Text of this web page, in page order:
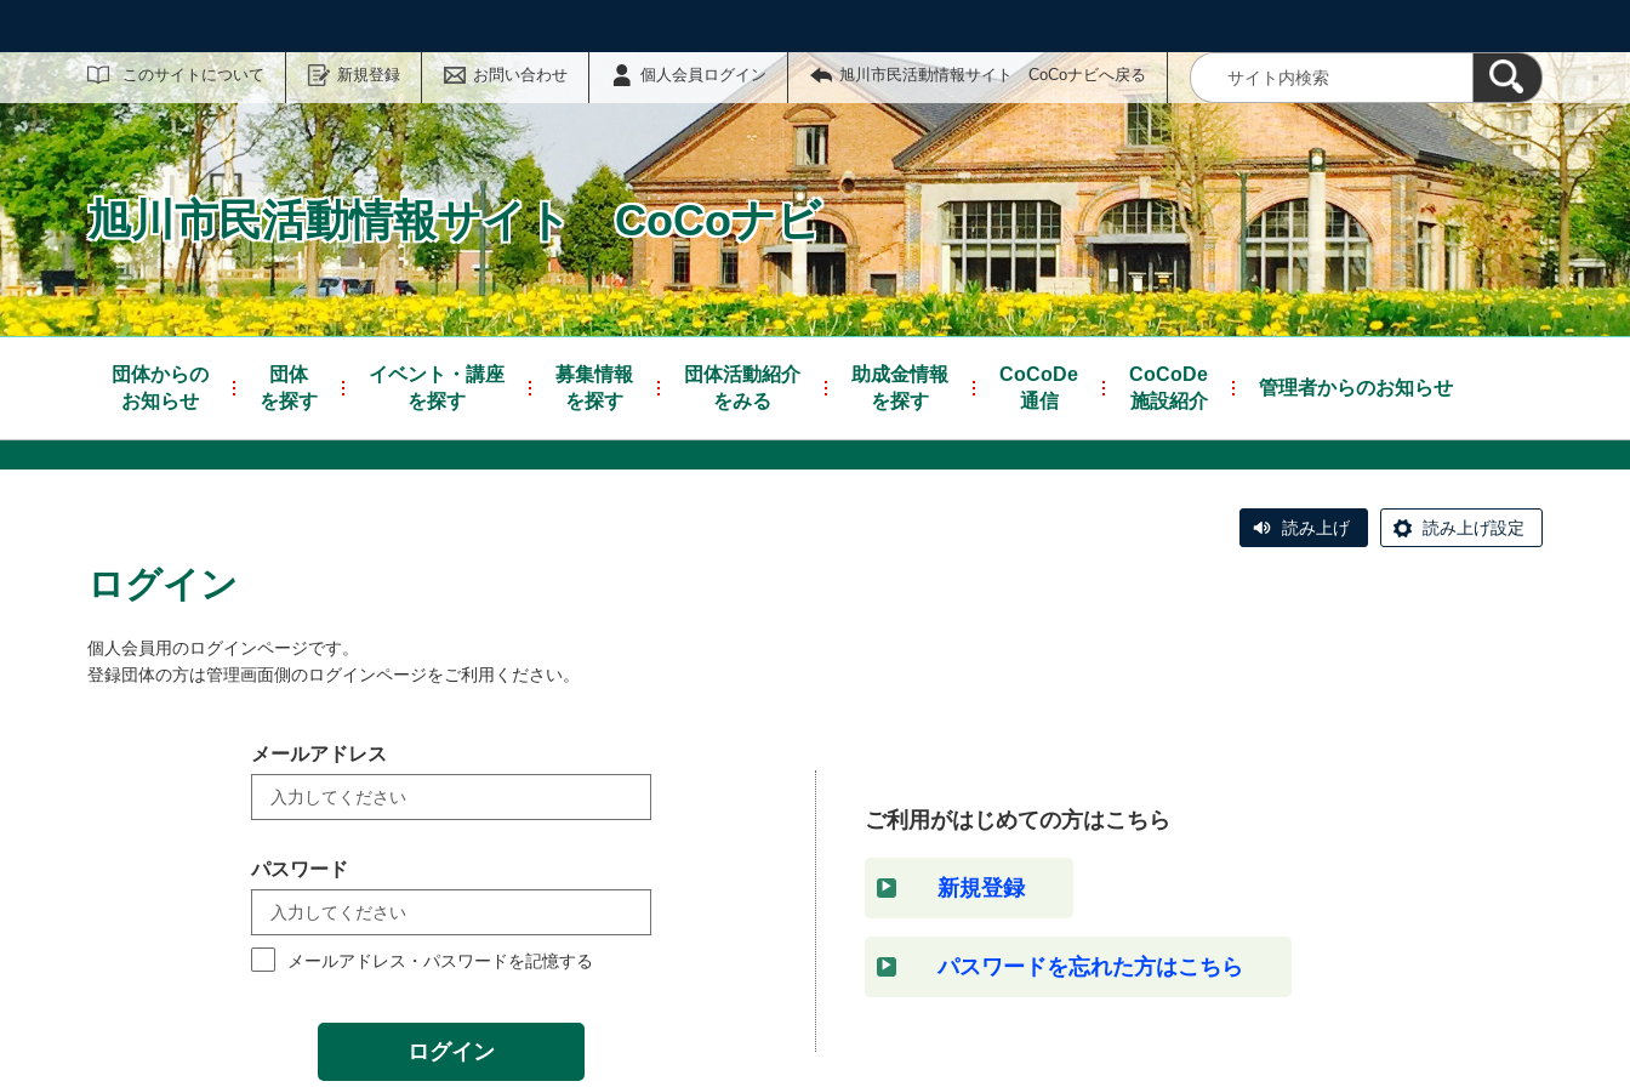
このサイトについて 新規登録 お問い合わせ 個人会員ログイン 旭川市民活動情報サイト CoCoナビへ戻る
サイト内検索
旭川市民活動情報サイト CoCoナビ
団体からの
お知らせ
団体
を探す
イベント・講座
を探す
募集情報
を探す
団体活動紹介
をみる
助成金情報
を探す
CoCoDe
通信
CoCoDe
施設紹介
管理者からのお知らせ
読み上げ 読み上げ設定
ログイン
個人会員用のログインページです。
登録団体の方は管理画面側のログインページをご利用ください。
メールアドレス
パスワード
メールアドレス・パスワードを記憶する
ログイン
ご利用がはじめての方はこちら
新規登録
パスワードを忘れた方はこちら